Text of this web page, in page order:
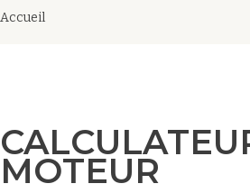
Accueil
MOTEUR